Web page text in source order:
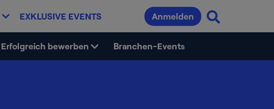
EXKLUSIVE EVENTS Anmelden
Erfolgreich bewerben Branchen-Events